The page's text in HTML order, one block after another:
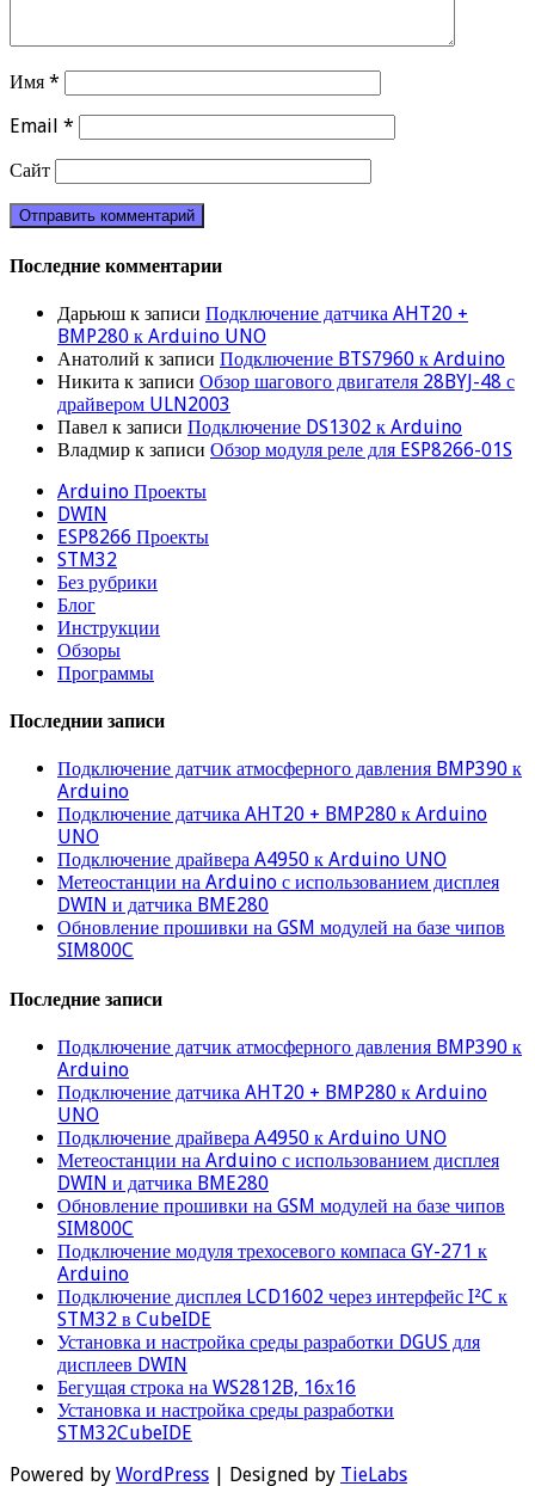
Имя *
Email *
Сайт
Последние комментарии
Дарьюш к записи Подключение датчика AHT20 +
BMP280 к Arduino UNO
Анатолий к записи Подключение BTS7960 к Arduino
Никита к записи Обзор шагового двигателя 28BYJ-48 с
драйвером ULN2003
Павел к записи Подключение DS1302 к Arduino
Владмир к записи Обзор модуля реле для ESP8266-01S
Arduino Проекты
DWIN
ESP8266 Проекты
STM32
Без рубрики
Блог
Инструкции
Обзоры
Программы
Последнии записи
Подключение датчик атмосферного давления BMP390 к
Arduino
Подключение датчика AHT20 + BMP280 к Arduino
UNO
Подключение драйвера A4950 к Arduino UNO
Метеостанции на Arduino с использованием дисплея
DWIN и датчика BME280
Обновление прошивки на GSM модулей на базе чипов
SIM800C
Последние записи
Подключение датчик атмосферного давления BMP390 к
Arduino
Подключение датчика AHT20 + BMP280 к Arduino
UNO
Подключение драйвера A4950 к Arduino UNO
Метеостанции на Arduino с использованием дисплея
DWIN и датчика BME280
Обновление прошивки на GSM модулей на базе чипов
SIM800C
Подключение модуля трехосевого компаса GY-271 к
Arduino
Подключение дисплея LCD1602 через интерфейс I²C к
STM32 в CubeIDE
Установка и настройка среды разработки DGUS для
дисплеев DWIN
Бегущая строка на WS2812B, 16х16
Установка и настройка среды разработки
STM32CubeIDE
Powered by WordPress | Designed by TieLabs